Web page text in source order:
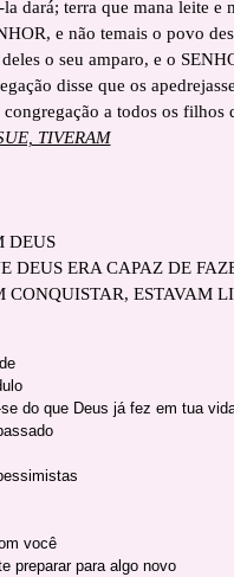
dará; terra que mana leite e
e não temais o povo
o seu amparo, e o
disse que os
congregação a todos os filhos
TIVERAM
DEUS
DEUS ERA CAPAZ DE
CONQUISTAR, ESTAVAM
do que Deus já fez em tua
você
preparar para algo novo